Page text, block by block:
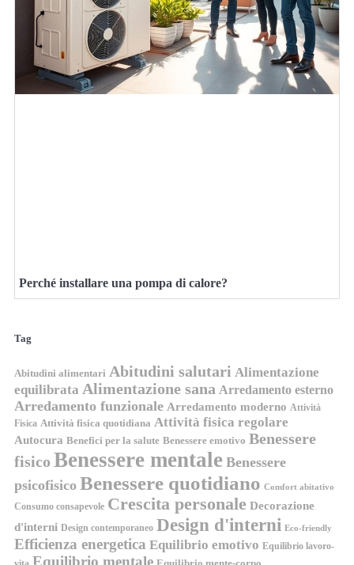
Perché installare una pompa di calore?
Tag
Abitudini alimentari Abitudini salutari Alimentazione
equilibrata Alimentazione sana Arredamento esterno
Arredamento funzionale Arredamento moderno Attività
Fisica Attività fisica quotidiana Attività fisica regolare
Autocura Benefici per la salute Benessere emotivo Benessere
fisico Benessere mentale Benessere
psicofisico Benessere quotidiano Comfort abitativo
Consumo consapevole Crescita personale Decorazione
d'interni Design contemporaneo Design d'interni Eco-friendly
Efficienza energetica Equilibrio emotivo Equilibrio lavoro-
Equilibrio mentale